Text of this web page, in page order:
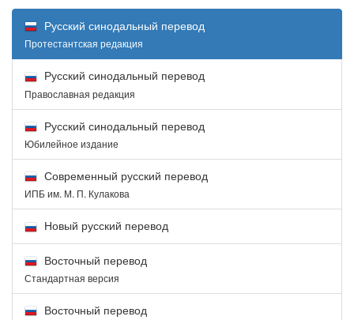
Русский синодальный перевод
Протестантская редакция
Русский синодальный перевод
Православная редакция
Русский синодальный перевод
Юбилейное издание
Современный русский перевод
ИПБ им. М. П. Кулакова
Новый русский перевод
Восточный перевод
Стандартная версия
Восточный перевод